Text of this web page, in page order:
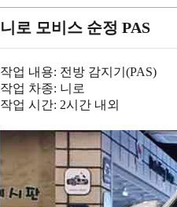
니로 모비스 순정 PAS
작업 내용: 전방 감지기(PAS)
작업 차종: 니로
작업 시간: 2시간 내외